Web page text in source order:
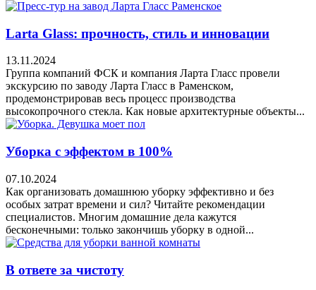
Larta Glass: прочность, стиль и инновации
13.11.2024
Группа компаний ФСК и компания Ларта Гласс провели
экскурсию по заводу Ларта Гласс в Раменском,
продемонстрировав весь процесс производства
высокопрочного стекла. Как новые архитектурные объекты...
Уборка с эффектом в 100%
07.10.2024
Как организовать домашнюю уборку эффективно и без
особых затрат времени и сил? Читайте рекомендации
специалистов. Многим домашние дела кажутся
бесконечными: только закончишь уборку в одной...
В ответе за чистоту